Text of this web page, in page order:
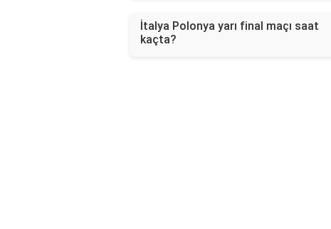
İtalya Polonya yarı final maçı saat
kaçta?